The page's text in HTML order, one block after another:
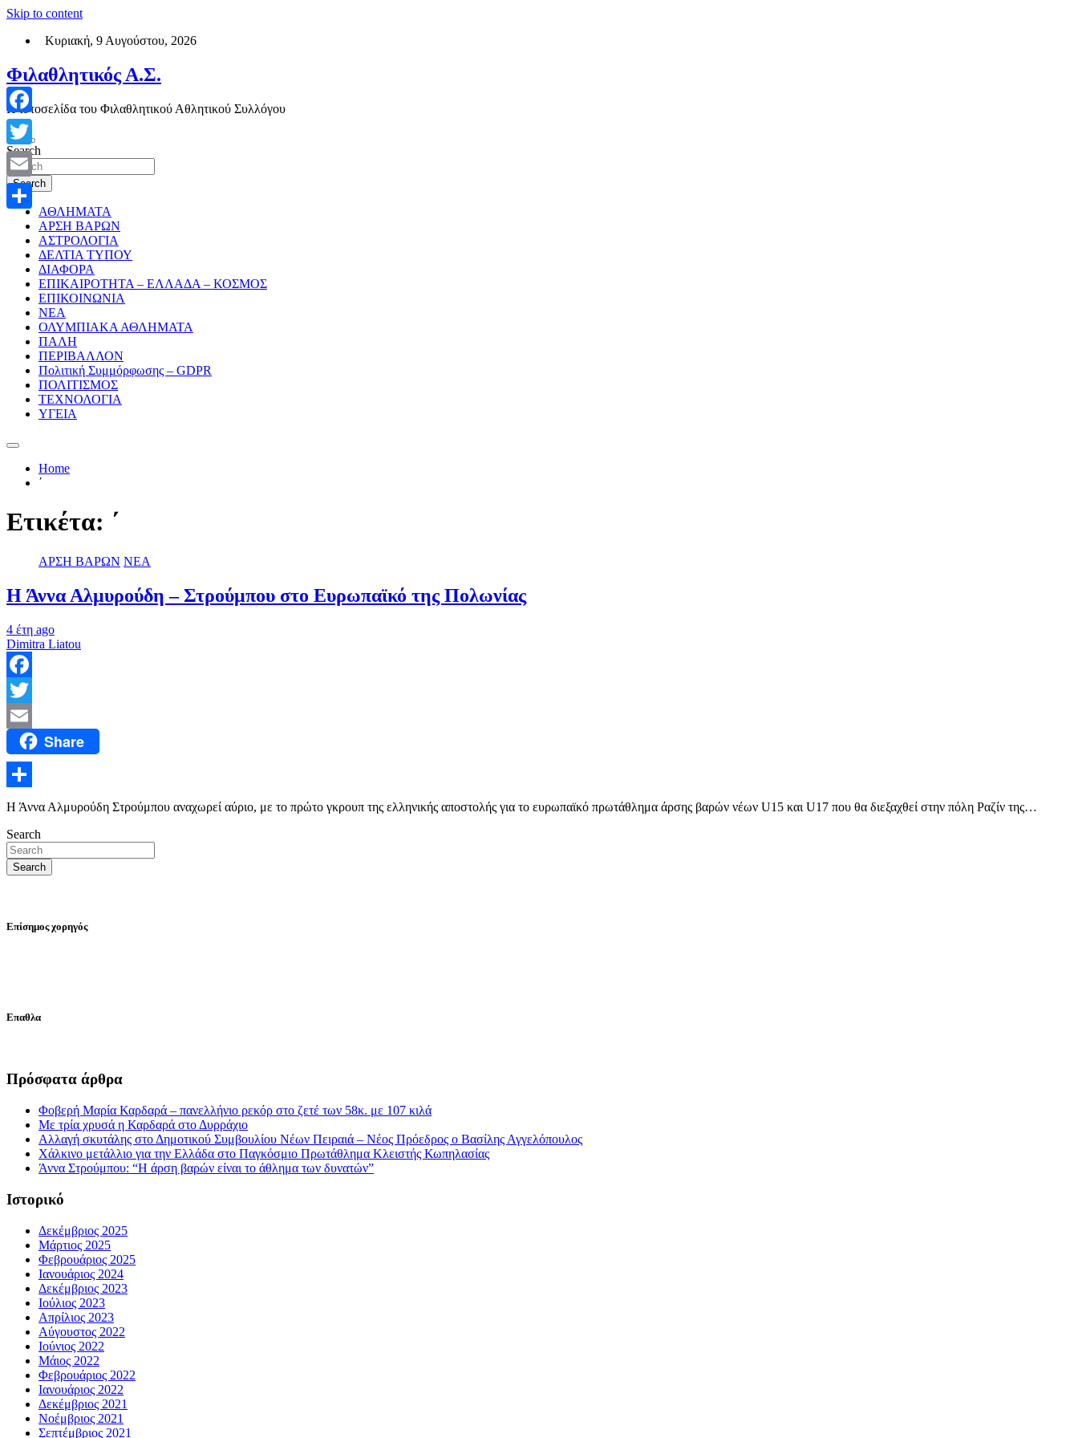
Skip to content
Κυριακή, 9 Αυγούστου, 2026
Φιλαθλητικός Α.Σ.
Η ιστοσελίδα του Φιλαθλητικού Αθλητικού Συλλόγου
Search
Search
ΑΘΛΗΜΑΤΑ
ΑΡΣΗ ΒΑΡΩΝ
ΑΣΤΡΟΛΟΓΙΑ
ΔΕΛΤΙΑ ΤΥΠΟΥ
ΔΙΑΦΟΡΑ
ΕΠΙΚΑΙΡΟΤΗΤΑ – ΕΛΛΑΔΑ – ΚΟΣΜΟΣ
ΕΠΙΚΟΙΝΩΝΙΑ
ΝΕΑ
ΟΛΥΜΠΙΑΚΑ ΑΘΛΗΜΑΤΑ
ΠΑΛΗ
ΠΕΡΙΒΑΛΛΟΝ
Πολιτική Συμμόρφωσης – GDPR
ΠΟΛΙΤΙΣΜΟΣ
ΤΕΧΝΟΛΟΓΙΑ
ΥΓΕΙΑ
Home
΄
Ετικέτα: ΄
ΑΡΣΗ ΒΑΡΩΝ ΝΕΑ
Η Άννα Αλμυρούδη – Στρούμπου στο Ευρωπαϊκό της Πολωνίας
4 έτη ago
Dimitra Liatou
Facebook
Twitter
Email Share
Μοιραστείτε
Η Άννα Αλμυρούδη Στρούμπου αναχωρεί αύριο, με το πρώτο γκρουπ της ελληνικής αποστολής για το ευρωπαϊκό πρωτάθλημα άρσης βαρών νέων U15 και U17 που θα διεξαχθεί στην πόλη Ραζίν της…
Search
Search
Επίσημος χορηγός
Επαθλα
Πρόσφατα άρθρα
Φοβερή Μαρία Καρδαρά – πανελλήνιο ρεκόρ στο ζετέ των 58κ. με 107 κιλά
Με τρία χρυσά η Καρδαρά στο Δυρράχιο
Αλλαγή σκυτάλης στο Δημοτικού Συμβουλίου Νέων Πειραιά – Νέος Πρόεδρος ο Βασίλης Αγγελόπουλος
Χάλκινο μετάλλιο για την Ελλάδα στο Παγκόσμιο Πρωτάθλημα Κλειστής Κωπηλασίας
Άννα Στρούμπου: “Η άρση βαρών είναι το άθλημα των δυνατών”
Ιστορικό
Δεκέμβριος 2025
Μάρτιος 2025
Φεβρουάριος 2025
Ιανουάριος 2024
Δεκέμβριος 2023
Ιούλιος 2023
Απρίλιος 2023
Αύγουστος 2022
Ιούνιος 2022
Μάιος 2022
Φεβρουάριος 2022
Ιανουάριος 2022
Δεκέμβριος 2021
Νοέμβριος 2021
Σεπτέμβριος 2021
Facebook
Twitter
Email
Μοιραστείτε